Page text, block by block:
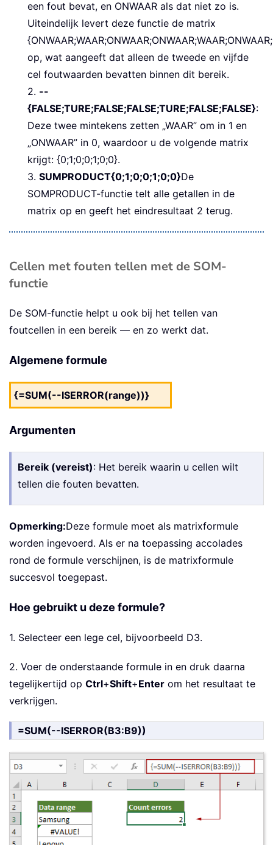
een fout bevat, en ONWAAR als dat niet zo is.
Uiteindelijk levert deze functie de matrix
op, wat aangeeft dat alleen de tweede en vijfde
cel foutwaarden bevatten binnen dit bereik.
2. --
{FALSE;TURE;FALSE;FALSE;TURE;FALSE;FALSE}:
Deze twee mintekens zetten „WAAR” om in 1 en
„ONWAAR” in 0, waardoor u de volgende matrix
krijgt: {0;1;0;0;1;0;0}.
3. SUMPRODUCT{0;1;0;0;1;0;0}De
SOMPRODUCT-functie telt alle getallen in de
matrix op en geeft het eindresultaat 2 terug.
Cellen met fouten tellen met de SOM-
functie
De SOM-functie helpt u ook bij het tellen van
foutcellen in een bereik — en zo werkt dat.
Algemene formule
{=SUM(--ISERROR(range))}
Argumenten
Bereik (vereist): Het bereik waarin u cellen wilt
tellen die fouten bevatten.
Opmerking:Deze formule moet als matrixformule
worden ingevoerd. Als er na toepassing accolades
rond de formule verschijnen, is de matrixformule
succesvol toegepast.
Hoe gebruikt u deze formule?
1. Selecteer een lege cel, bijvoorbeeld D3.
2. Voer de onderstaande formule in en druk daarna
tegelijkertijd op Ctrl+Shift+Enter om het resultaat te
verkrijgen.
=SUM(--ISERROR(B3:B9))